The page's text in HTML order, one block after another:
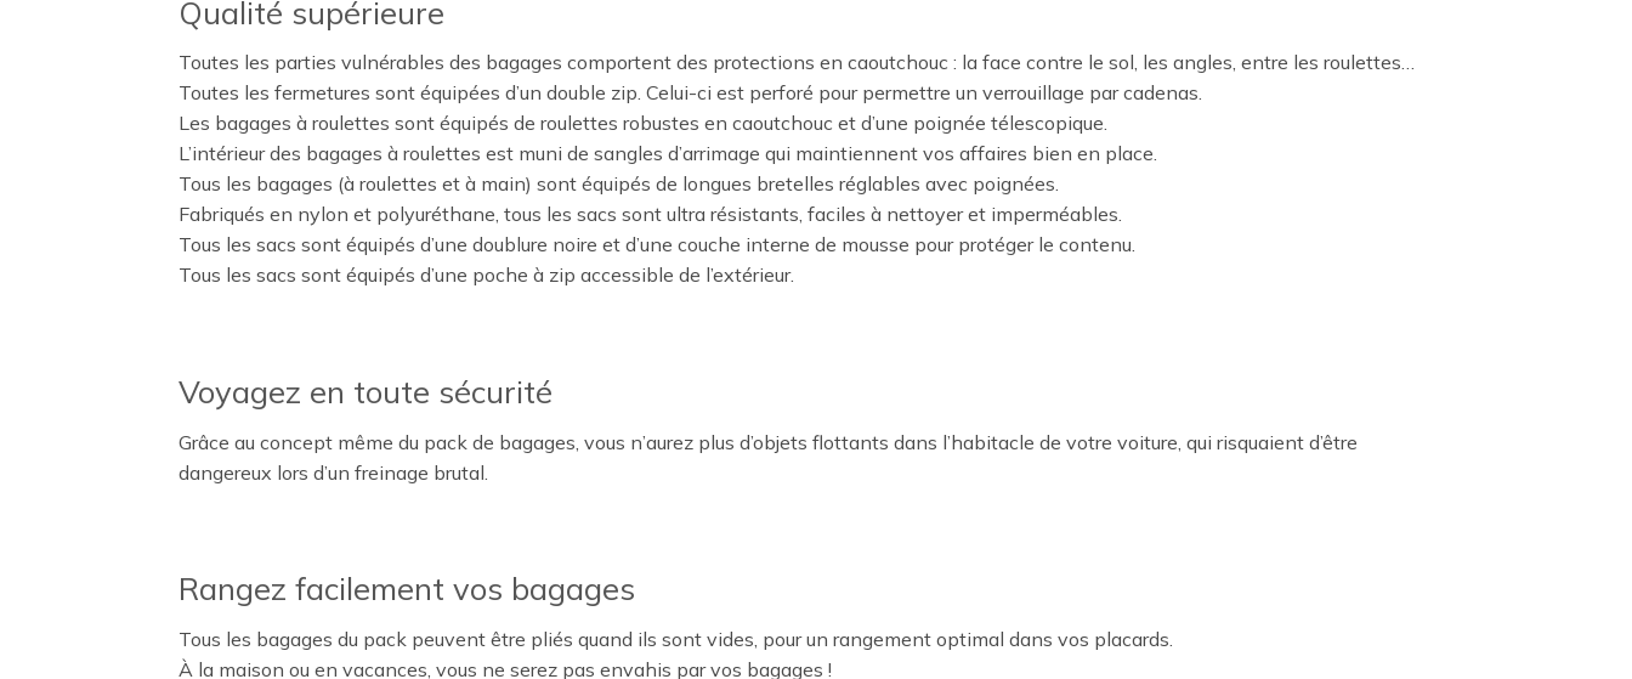
Qualité supérieure
Toutes les parties vulnérables des bagages comportent des protections en caoutchouc : la face contre le sol, les angles, entre les roulettes…
Toutes les fermetures sont équipées d’un double zip. Celui-ci est perforé pour permettre un verrouillage par cadenas.
Les bagages à roulettes sont équipés de roulettes robustes en caoutchouc et d’une poignée télescopique.
L’intérieur des bagages à roulettes est muni de sangles d’arrimage qui maintiennent vos affaires bien en place.
Tous les bagages (à roulettes et à main) sont équipés de longues bretelles réglables avec poignées.
Fabriqués en nylon et polyuréthane, tous les sacs sont ultra résistants, faciles à nettoyer et imperméables.
Tous les sacs sont équipés d’une doublure noire et d’une couche interne de mousse pour protéger le contenu.
Tous les sacs sont équipés d’une poche à zip accessible de l’extérieur.
Voyagez en toute sécurité
Grâce au concept même du pack de bagages, vous n’aurez plus d’objets flottants dans l’habitacle de votre voiture, qui risquaient d’être
dangereux lors d’un freinage brutal.
Rangez facilement vos bagages
Tous les bagages du pack peuvent être pliés quand ils sont vides, pour un rangement optimal dans vos placards.
À la maison ou en vacances, vous ne serez pas envahis par vos bagages !